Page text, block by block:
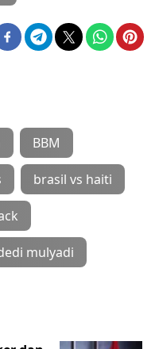
BBM
brasil vs haiti
mulyadi